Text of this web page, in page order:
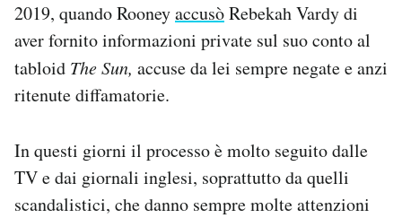
Hai bisogno di aiuto?
Esci
2019, quando RooneyaccusòRebekah Vardy di
aver fornito informazioni private sul suo conto al
tabloid TheSun, accuse da lei sempre negate e anzi
ritenute diffamatorie.
In questi giorni il processo è molto seguito dalle
TV e dai giornali inglesi, soprattutto da quelli
scandalistici, che danno sempre molte attenzioni